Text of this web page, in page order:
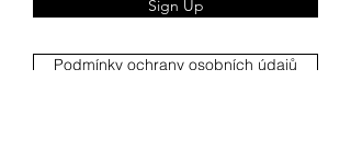
Sign Up
Podmínky ochrany osobních údajů